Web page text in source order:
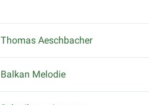
Thomas Aeschbacher
Balkan Melodie